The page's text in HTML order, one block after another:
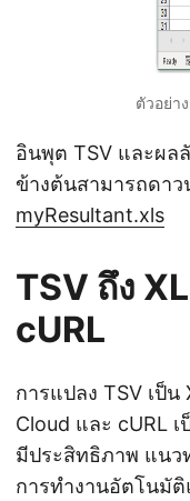
ตัวอย่า
อินพุต TSV และผล
ข้างต้นสามารถดา
myResultant.xls
TSV ถึง
cURL
การแปลง TSV เป็น
Cloud และ cURL
มีประสิทธิภาพ แนว
การทำงานอัตโนมั